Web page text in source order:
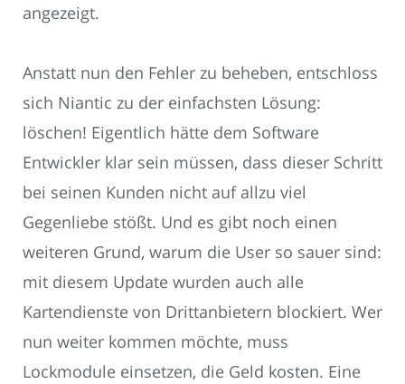
angezeigt.
Anstatt nun den Fehler zu beheben, entschloss
sich Niantic zu der einfachsten Lösung:
löschen! Eigentlich hätte dem Software
Entwickler klar sein müssen, dass dieser Schritt
bei seinen Kunden nicht auf allzu viel
Gegenliebe stößt. Und es gibt noch einen
weiteren Grund, warum die User so sauer sind:
mit diesem Update wurden auch alle
Kartendienste von Drittanbietern blockiert. Wer
nun weiter kommen möchte, muss
Lockmodule einsetzen, die Geld kosten. Eine